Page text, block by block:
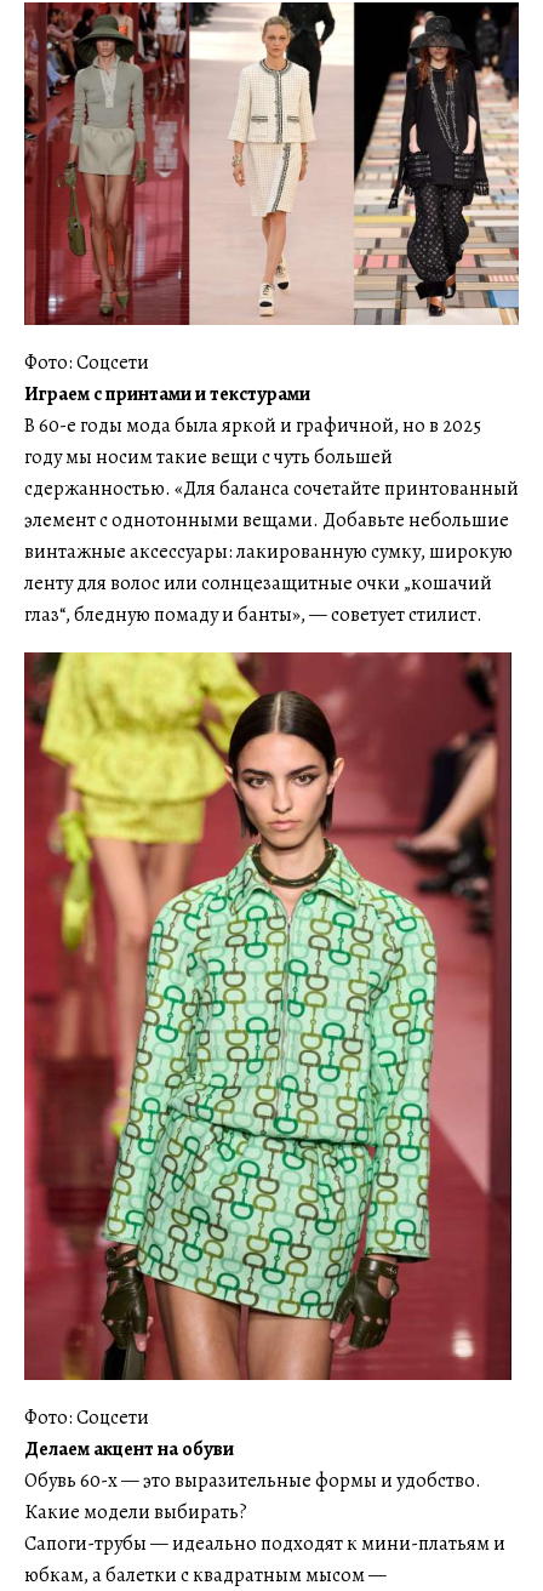
Фото: Соцсети
Играем с принтами и текстурами
В 60-е годы мода была яркой и графичной, но в 2025
году мы носим такие вещи с чуть большей
сдержанностью. «Для баланса сочетайте принтованный
элемент с однотонными вещами. Добавьте небольшие
винтажные аксессуары: лакированную сумку, широкую
ленту для волос или солнцезащитные очки „кошачий
глаз“, бледную помаду и банты», — советует стилист.
Фото: Соцсети
Делаем акцент на обуви
Обувь 60-х — это выразительные формы и удобство.
Какие модели выбирать?
Сапоги-трубы — идеально подходят к мини-платьям и
юбкам, а балетки с квадратным мысом —